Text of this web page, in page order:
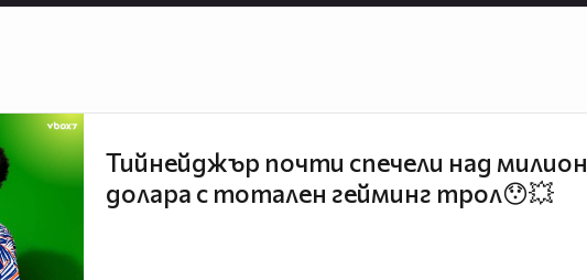
Тийнейджър почти спечели над милион
долара с тотален гейминг трол😯💥